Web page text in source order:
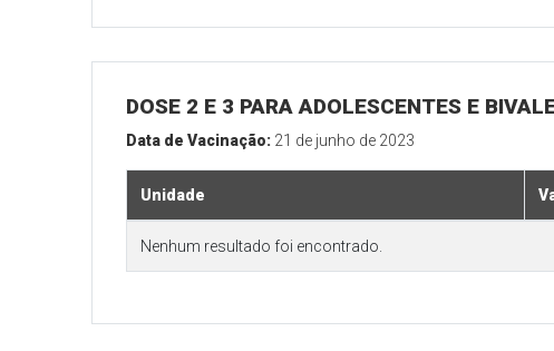
DOSE 2 E 3 PARA ADOLESCENTES E
Data de Vacinação: 21 de junho de 2023
Unidade
Nenhum resultado foi encontrado.